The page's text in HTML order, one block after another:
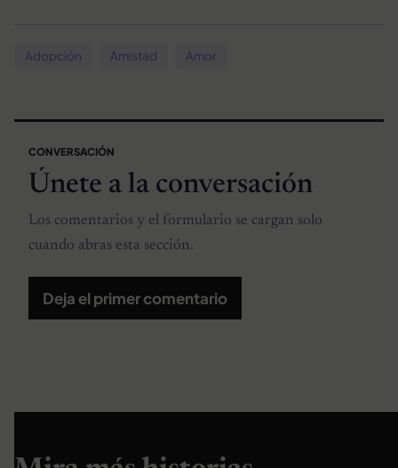
Adopción Amistad Amor
CONVERSACIÓN
Únete a la conversación
Los comentarios y el formulario se cargan solo
cuando abras esta sección.
Deja el primer comentario